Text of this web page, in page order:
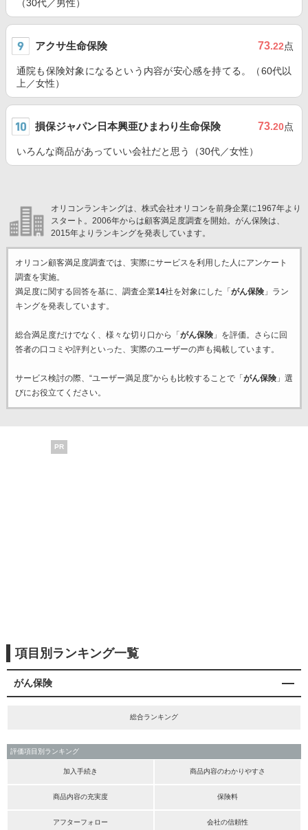
（30代／男性）
アクサ生命保険 73.22点
通院も保険対象になるという内容が安心感を持てる。（60代以
上／女性）
損保ジャパン日本興亜ひまわり生命保険 73.20点
いろんな商品があっていい会社だと思う（30代／女性）
オリコンランキングは、株式会社オリコンを前身企業に1967年より
スタート。2006年からは顧客満足度調査を開始。がん保険は、
2015年よりランキングを発表しています。
オリコン顧客満足度調査では、実際にサービスを利用した 人にアンケート
調査を実施。
満足度に関する回答を基に、調査企業14社を対象にした「 がん保険」ラン
キングを発表しています。
総合満足度だけでなく、様々な切り口から「 がん保険」を評価。さらに回
答者の口コミや評判といった、実際のユーザーの声も掲載しています。
サービス検討の際、“ユーザー満足度”からも比較することで「 がん保険」選
びにお役立てください。
PR
項目別ランキング一覧
がん保険
総合ランキング
評価項目別ランキング
加入手続き 商品内容のわかりやすさ
商品内容の充実度 保険料
アフターフォロー 会社の信頼性